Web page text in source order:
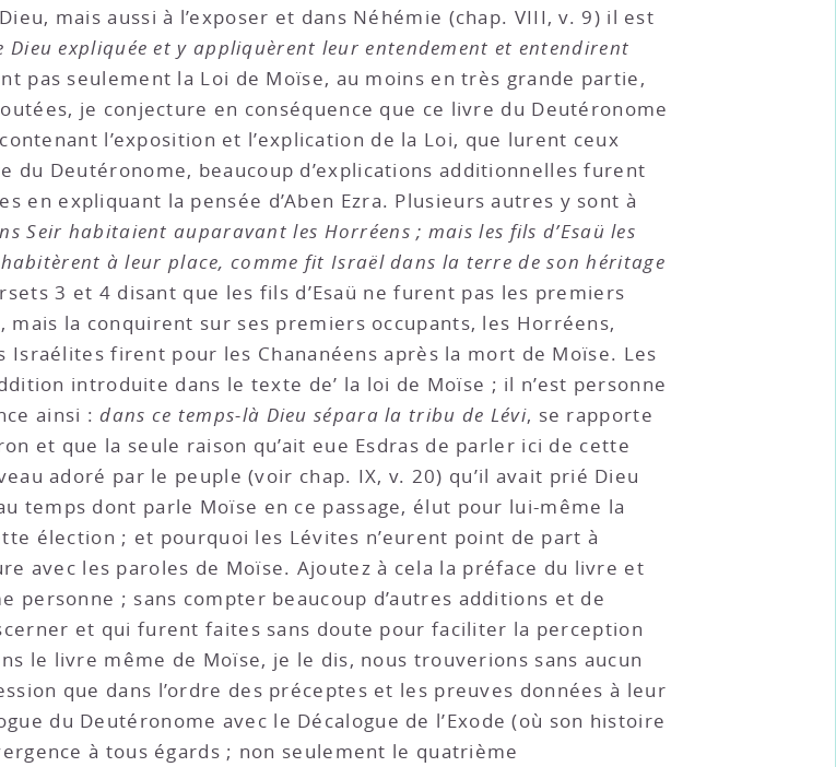
mais aussi à l’exposer et dans Néhémie (chap. VIII, v. 9) il est
expliquée et y appliquèrent leur entendement et entendirent
pas seulement la Loi de Moïse, au moins en très grande partie,
je conjecture en conséquence que ce livre du Deutéronome
l’exposition et l’explication de la Loi, que lurent ceux
du Deutéronome, beaucoup d’explications additionnelles furent
en expliquant la pensée d’Aben Ezra. Plusieurs autres y sont à
Seir habitaient auparavant les Horréens ; mais les fils d’Esaü les
à leur place, comme fit Israël dans la terre de son héritage
3 et 4 disant que les fils d’Esaü ne furent pas les premiers
la conquirent sur ses premiers occupants, les Horréens,
firent pour les Chananéens après la mort de Moïse. Les
introduite dans le texte de’ la loi de Moïse ; il n’est personne
ainsi :dans ce temps-là Dieu sépara la tribu de Lévi, se rapporte
et que la seule raison qu’ait eue Esdras de parler ici de cette
adoré par le peuple (voir chap. IX, v. 20) qu’il avait prié Dieu
temps dont parle Moïse en ce passage, élut pour lui-même la
élection ; et pourquoi les Lévites n’eurent point de part à
avec les paroles de Moïse. Ajoutez à cela la préface du livre et
personne ; sans compter beaucoup d’autres additions et de
et qui furent faites sans doute pour faciliter la perception
le livre même de Moïse, je le dis, nous trouverions sans aucun
que dans l’ordre des préceptes et les preuves données à leur
du Deutéronome avec le Décalogue de l’Exode (où son histoire
à tous égards ; non seulement le quatrième